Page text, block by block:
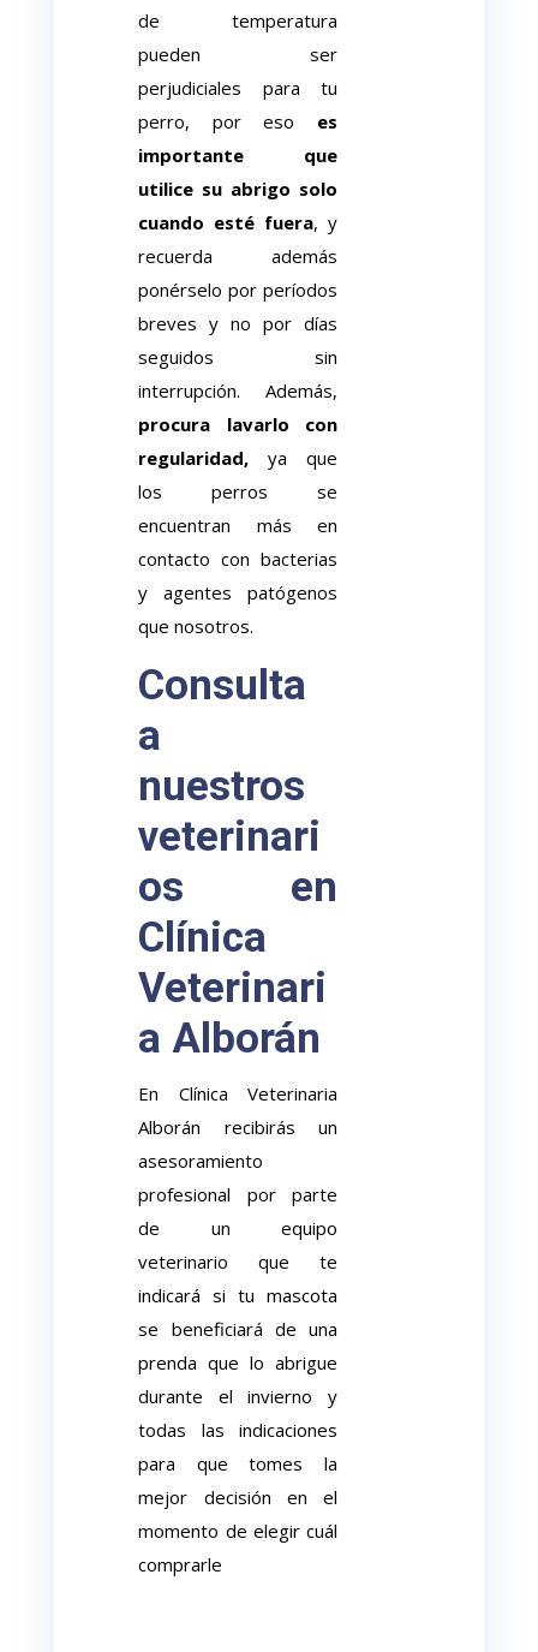
de temperatura
pueden ser
perjudiciales para tu
perro, por eso es
importante que
utilice su abrigo solo
cuando esté fuera, y
recuerda además
ponérselo por períodos
breves y no por días
seguidos sin
interrupción. Además,
procura lavarlo con
regularidad, ya que
los perros se
encuentran más en
contacto con bacterias
y agentes patógenos
que nosotros.
Consulta
a
nuestros
veterinari
os en
Clínica
Veterinari
a Alborán
En Clínica Veterinaria
Alborán recibirás un
asesoramiento
profesional por parte
de un equipo
veterinario que te
indicará si tu mascota
se beneficiará de una
prenda que lo abrigue
durante el invierno y
todas las indicaciones
para que tomes la
mejor decisión en el
momento de elegir cuál
comprarle